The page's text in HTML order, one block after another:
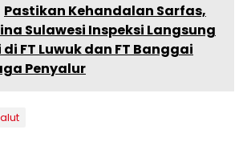
Pastikan Kehandalan Sarfas,
Sulawesi Inspeksi Langsung
FT Luwuk dan FT Banggai
Penyalur